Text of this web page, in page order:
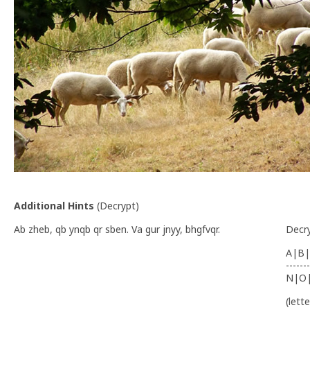
Additional Hints (Decrypt)
Ab zheb, qb ynqb qr sben. Va gur jnyy, bhgfvqr.